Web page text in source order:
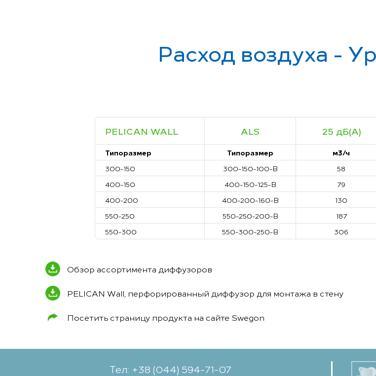
Расход воздуха -
PELICAN WALL ALS 25 дБ(А)
Типоразмер Типоразмер м3/ч
300-150
300-150-100-B 58
400-150
400-150-125-B 79
400-200
400-200-160-B 130
550-250
550-250-200-B 187
550-300
550-300-250-B 306
Обзор ассортимента диффузоров
PELICAN Wall, перфорированный диффузор для монтажа в стену
Посетить страницу продукта на сайте Swegon
Тел: +38 (044) 594-71-07